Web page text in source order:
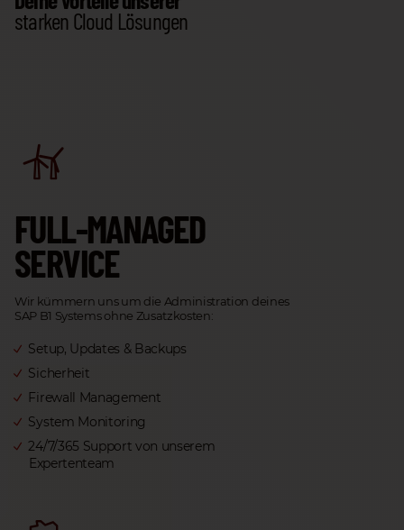
starken Cloud Lösungen
FULL-MANAGED
SERVICE
Wir kümmern uns um die Administration deines
SAP B1 Systems ohne Zusatzkosten:
Setup, Updates & Backups
Sicherheit
Firewall Management
System Monitoring
24/7/365 Support von unserem
Expertenteam